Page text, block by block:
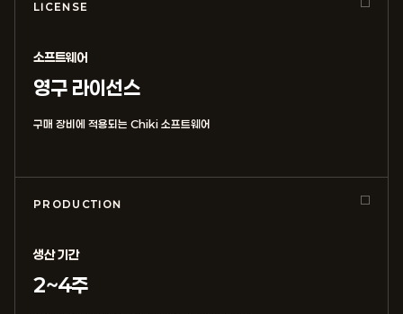
LICENSE
소프트웨어
영구 라이선스
구매 장비에 적용되는 Chiki 소프트웨어
PRODUCTION
생산 기간
2~4주